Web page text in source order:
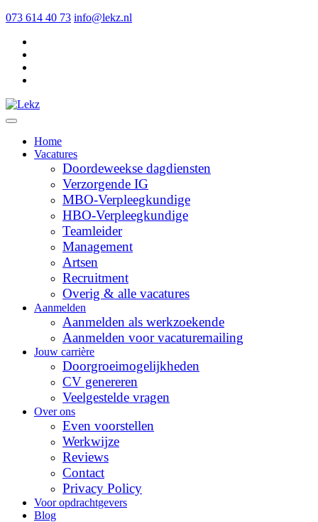
073 614 40 73 info@lekz.nl
Home
Vacatures
Doordeweekse dagdiensten
Verzorgende IG
MBO-Verpleegkundige
HBO-Verpleegkundige
Teamleider
Management
Artsen
Recruitment
Overig & alle vacatures
Aanmelden
Aanmelden als werkzoekende
Aanmelden voor vacaturemailing
Jouw carrière
Doorgroeimogelijkheden
CV genereren
Veelgestelde vragen
Over ons
Even voorstellen
Werkwijze
Reviews
Contact
Privacy Policy
Voor opdrachtgevers
Blog